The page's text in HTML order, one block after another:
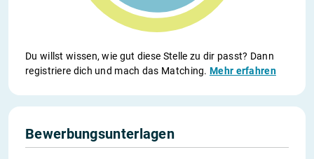
Du willst wissen, wie gut diese Stelle zu dir passt? Dann
registriere dich und mach das Matching.Mehr erfahren
Bewerbungsunterlagen